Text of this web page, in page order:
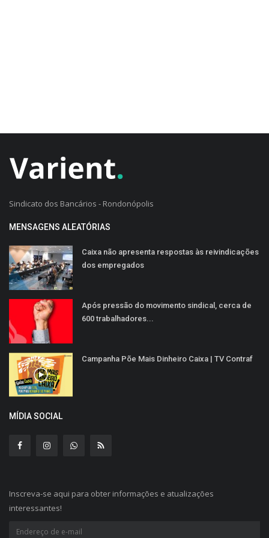
Sindicato dos Bancários - Rondonópolis
MENSAGENS ALEATÓRIAS
Caixa não apresenta respostas às reivindicações
dos empregados
Após pressão do movimento sindical, cerca de
600 trabalhadores...
Campanha Põe Mais Dinheiro Caixa | TV Contraf
MÍDIA SOCIAL
Inscreva-se aqui para obter informações e atualizações
interessantes!